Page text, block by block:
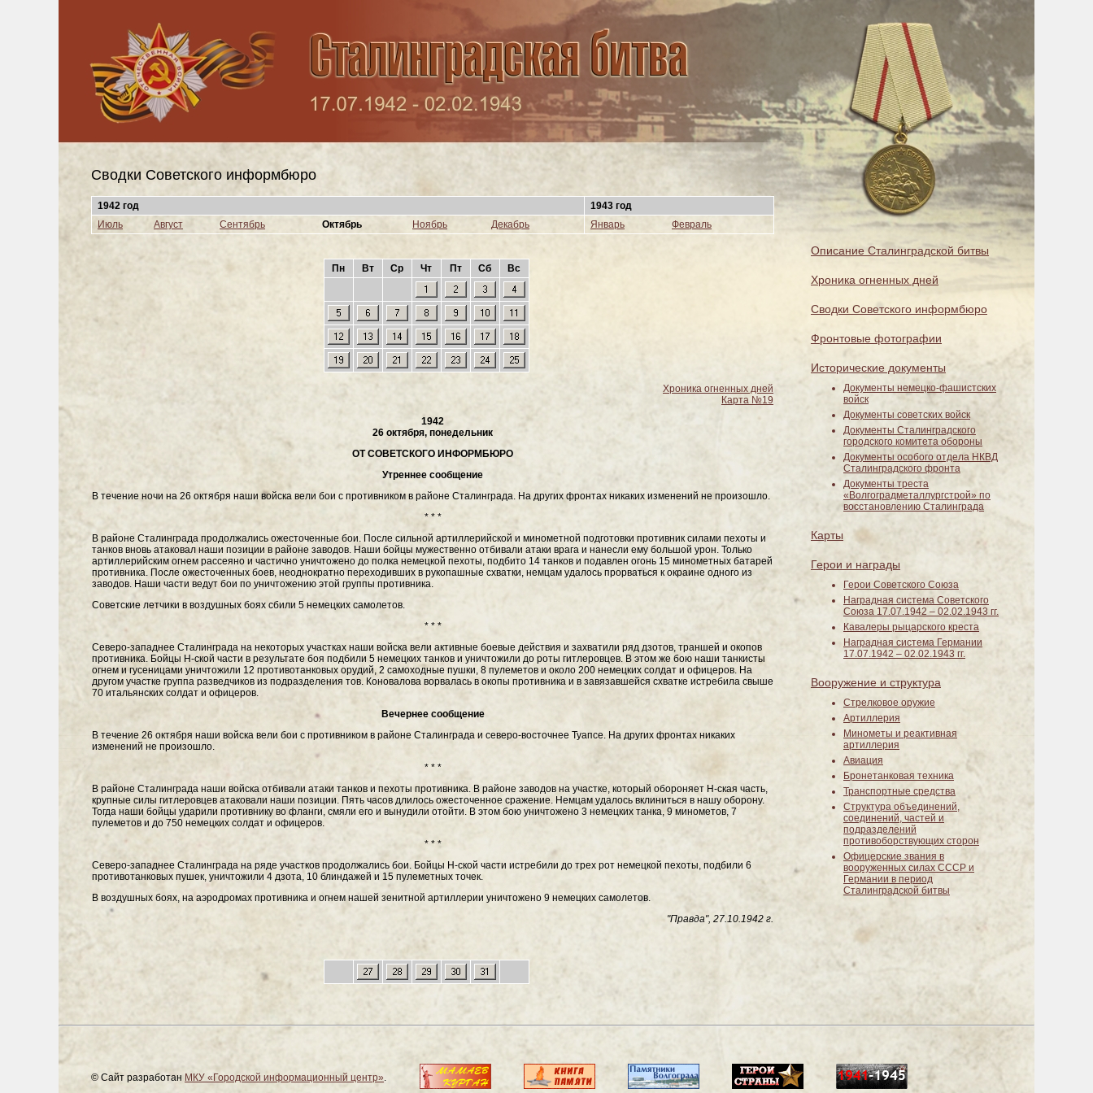
Сводки Cоветского информбюро
1942 год
1943 год
Июль
Август Сентябрь Октябрь Ноябрь Декабрь Январь Февраль
Пн Вт Ср Чт Пт Сб Вс
Хроника огненных дней
Карта №19
1942
26 октября, понедельник
ОТ СОВЕТСКОГО ИНФОРМБЮРО
Утреннее сообщение
В течение ночи на 26 октября наши войска вели бои с противником в районе Сталинграда. На других фронтах никаких изменений не произошло.
* * *
В районе Сталинграда продолжались ожесточенные бои. После сильной артиллерийской и минометной подготовки противник силами пехоты и
танков вновь атаковал наши позиции в районе заводов. Наши бойцы мужественно отбивали атаки врага и нанесли ему большой урон. Только
артиллерийским огнем рассеяно и частично уничтожено до полка немецкой пехоты, подбито 14 танков и подавлен огонь 15 минометных батарей
противника. После ожесточенных боев, неоднократно переходивших в рукопашные схватки, немцам удалось прорваться к окраине одного из
заводов. Наши части ведут бои по уничтожению этой группы противника.
Советские летчики в воздушных боях сбили 5 немецких самолетов.
* * *
Северо-западнее Сталинграда на некоторых участках наши войска вели активные боевые действия и захватили ряд дзотов, траншей и окопов
противника. Бойцы Н-ской части в результате боя подбили 5 немецких танков и уничтожили до роты гитлеровцев. В этом же бою наши танкисты
огнем и гусеницами уничтожили 12 противотанковых орудий, 2 самоходные пушки, 8 пулеметов и около 200 немецких солдат и офицеров. На
другом участке группа разведчиков из подразделения тов. Коновалова ворвалась в окопы противника и в завязавшейся схватке истребила свыше
70 итальянских солдат и офицеров.
Вечернее сообщение
В течение 26 октября наши войска вели бои с противником в районе Сталинграда и северо-восточнее Туапсе. На других фронтах никаких
изменений не произошло.
* * *
В районе Сталинграда наши войска отбивали атаки танков и пехоты противника. В районе заводов на участке, который обороняет Н-ская часть,
крупные силы гитлеровцев атаковали наши позиции. Пять часов длилось ожесточенное сражение. Немцам удалось вклиниться в нашу оборону.
Тогда наши бойцы ударили противнику во фланги, смяли его и вынудили отойти. В этом бою уничтожено 3 немецких танка, 9 минометов, 7
пулеметов и до 750 немецких солдат и офицеров.
* * *
Северо-западнее Сталинграда на ряде участков продолжались бои. Бойцы Н-ской части истребили до трех рот немецкой пехоты, подбили 6
противотанковых пушек, уничтожили 4 дзота, 10 блиндажей и 15 пулеметных точек.
В воздушных боях, на аэродромах противника и огнем нашей зенитной артиллерии уничтожено 9 немецких самолетов.
"Правда", 27.10.1942 г.
Описание Сталинградской битвы
Хроника огненных дней
Сводки Советского информбюро
Фронтовые фотографии
Исторические документы
Документы немецко-фашистских
войск
Документы советских войск
Документы Сталинградского
городского комитета обороны
Документы особого отдела НКВД
Сталинградского фронта
Документы треста
«Волгоградметаллургстрой» по
восстановлению Сталинграда
Карты
Герои и награды
Герои Советского Союза
Наградная система Советского
Союза 17.07.1942 – 02.02.1943 гг.
Кавалеры рыцарского креста
Наградная система Германии
17.07.1942 – 02.02.1943 гг.
Вооружение и структура
Стрелковое оружие
Артиллерия
Минометы и реактивная
артиллерия
Авиация
Бронетанковая техника
Транспортные средства
Структура объединений,
соединений, частей и
подразделений
противоборствующих сторон
Офицерские звания в
вооруженных силах СССР и
Германии в период
Сталинградской битвы
© Сайт разработан МКУ «Городской информационный центр».